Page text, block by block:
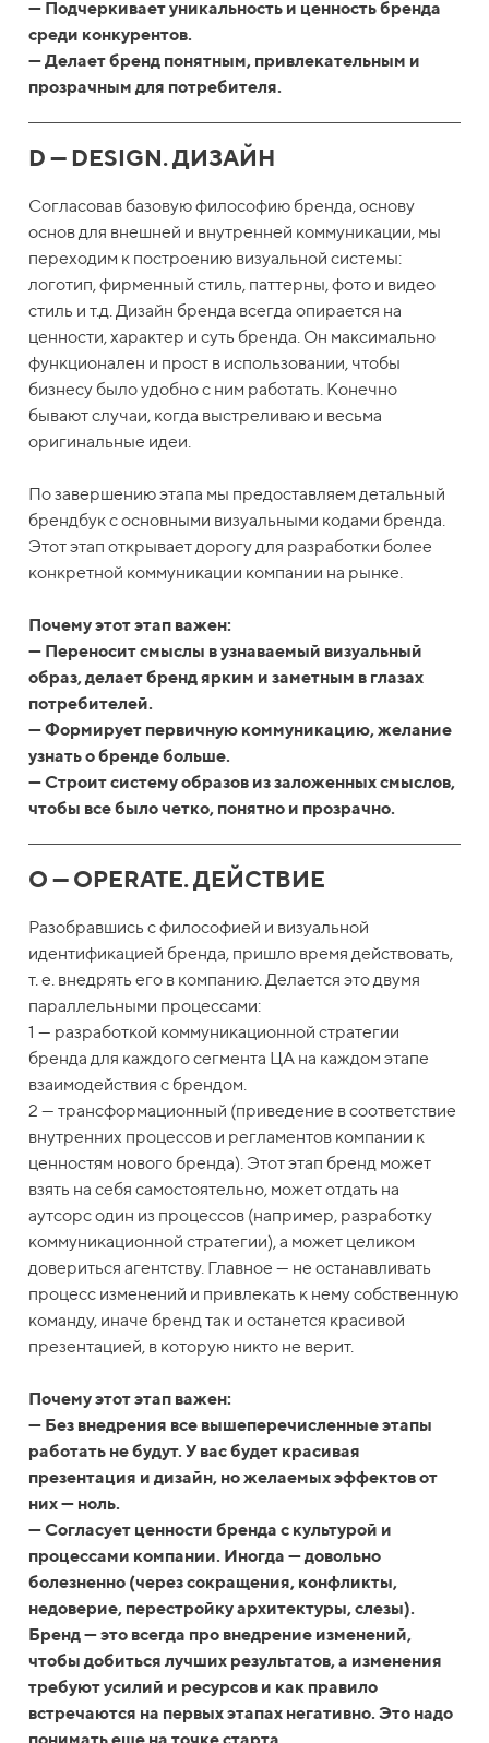
— Подчеркивает уникальность и ценность бренда
среди конкурентов.
— Делает бренд понятным, привлекательным и
прозрачным для потребителя.
D — DESIGN. ДИЗАЙН
Согласовав базовую философию бренда, основу
основ для внешней и внутренней коммуникации, мы
переходим к построению визуальной системы:
логотип, фирменный стиль, паттерны, фото и видео
стиль и т.д. Дизайн бренда всегда опирается на
ценности, характер и суть бренда. Он максимально
функционален и прост в использовании, чтобы
бизнесу было удобно с ним работать. Конечно
бывают случаи, когда выстреливаю и весьма
оригинальные идеи.
По завершению этапа мы предоставляем детальный
брендбук с основными визуальными кодами бренда.
Этот этап открывает дорогу для разработки более
конкретной коммуникации компании на рынке.
Почему этот этап важен:
— Переносит смыслы в узнаваемый визуальный
образ, делает бренд ярким и заметным в глазах
потребителей.
— Формирует первичную коммуникацию, желание
узнать о бренде больше.
— Строит систему образов из заложенных смыслов,
чтобы все было четко, понятно и прозрачно.
O — OPERATE. ДЕЙСТВИЕ
Разобравшись с философией и визуальной
идентификацией бренда, пришло время действовать,
т. е. внедрять его в компанию. Делается это двумя
параллельными процессами:
1 — разработкой коммуникационной стратегии
бренда для каждого сегмента ЦА на каждом этапе
взаимодействия с брендом.
2 — трансформационный (приведение в соответствие
внутренних процессов и регламентов компании к
ценностям нового бренда). Этот этап бренд может
взять на себя самостоятельно, может отдать на
аутсорс один из процессов (например, разработку
коммуникационной стратегии), а может целиком
довериться агентству. Главное — не останавливать
процесс изменений и привлекать к нему собственную
команду, иначе бренд так и останется красивой
презентацией, в которую никто не верит.
Почему этот этап важен:
— Без внедрения все вышеперечисленные этапы
работать не будут. У вас будет красивая
презентация и дизайн, но желаемых эффектов от
них — ноль.
— Согласует ценности бренда с культурой и
процессами компании. Иногда — довольно
болезненно (через сокращения, конфликты,
недоверие, перестройку архитектуры, слезы).
Бренд — это всегда про внедрение изменений,
чтобы добиться лучших результатов, а изменения
требуют усилий и ресурсов и как правило
встречаются на первых этапах негативно. Это надо